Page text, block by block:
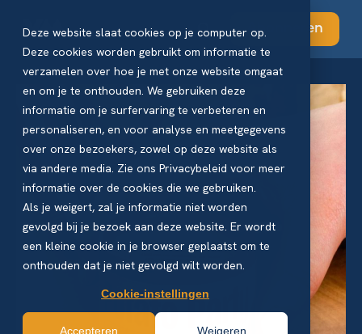
Deze website slaat cookies op je computer op.
Deze cookies worden gebruikt om informatie te
verzamelen over hoe je met onze website omgaat
en om je te onthouden. We gebruiken deze
informatie om je surfervaring te verbeteren en
personaliseren, en voor analyse en meetgegevens
over onze bezoekers, zowel op deze website als
via andere media. Zie ons Privacybeleid voor meer
informatie over de cookies die we gebruiken.
Als je weigert, zal je informatie niet worden
gevolgd bij je bezoek aan deze website. Er wordt
een kleine cookie in je browser geplaatst om te
onthouden dat je niet gevolgd wilt worden.
Cookie-instellingen
Accepteren Weigeren
Abonneren